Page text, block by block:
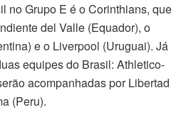
no Grupo E é o Corinthians, que
del Valle (Equador), o
e o Liverpool (Uruguai). Já
equipes do Brasil: Athletico-
acompanhadas por Libertad
(Peru).